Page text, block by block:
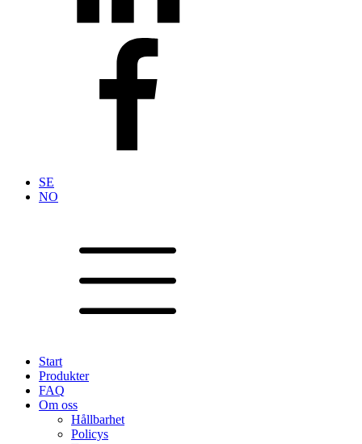
SE
NO
Start
Produkter
FAQ
Om oss
Hållbarhet
Policys